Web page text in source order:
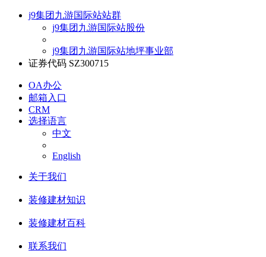
j9集团九游国际站站群
j9集团九游国际站股份
j9集团九游国际站地坪事业部
证券代码 SZ300715
OA办公
邮箱入口
CRM
选择语言
中文
English
关于我们
装修建材知识
装修建材百科
联系我们